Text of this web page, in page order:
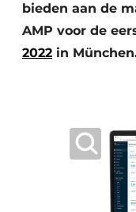
Glasrecyclage
bieden aan de
AMP voor de
2022 in